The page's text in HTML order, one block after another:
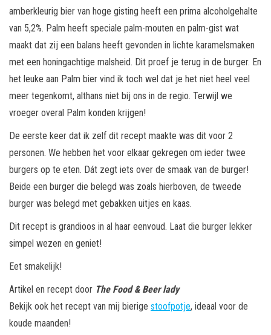
amberkleurig bier van hoge gisting heeft een prima alcoholgehalte
van 5,2%. Palm heeft speciale palm-mouten en palm-gist wat
maakt dat zij een balans heeft gevonden in lichte karamelsmaken
met een honingachtige malsheid. Dit proef je terug in de burger. En
het leuke aan Palm bier vind ik toch wel dat je het niet heel veel
meer tegenkomt, althans niet bij ons in de regio. Terwijl we
vroeger overal Palm konden krijgen!
De eerste keer dat ik zelf dit recept maakte was dit voor 2
personen. We hebben het voor elkaar gekregen om ieder twee
burgers op te eten. Dát zegt iets over de smaak van de burger!
Beide een burger die belegd was zoals hierboven, de tweede
burger was belegd met gebakken uitjes en kaas.
Dit recept is grandioos in al haar eenvoud. Laat die burger lekker
simpel wezen en geniet!
Eet smakelijk!
Artikel en recept door The Food & Beer lady
Bekijk ook het recept van mij bierige stoofpotje, ideaal voor de
koude maanden!